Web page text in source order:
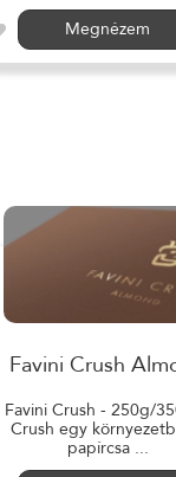
Megnézem
Favini Crush
Favini Crush - 250g/
Crush egy
papírcsa ...